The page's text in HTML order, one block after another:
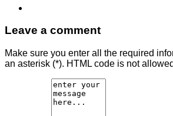
Leave a comment
Make sure you enter all the required
an asterisk (*). HTML code is not